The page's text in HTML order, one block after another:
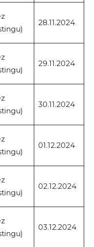
28.11.2024
29.11.2024
30.11.2024
01.12.2024
02.12.2024
03.12.2024